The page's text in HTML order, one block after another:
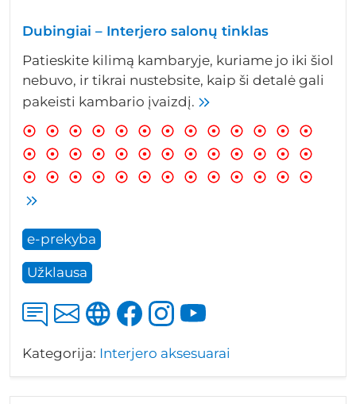
Dubingiai – Interjero salonų tinklas
Patieskite kilimą kambaryje, kuriame jo iki šiol
nebuvo, ir tikrai nustebsite, kaip ši detalė gali
pakeisti kambario įvaizdį.
e-prekyba
Užklausa
Kategorija: Interjero aksesuarai